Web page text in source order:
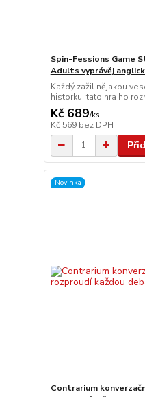
Spin-Fessions Game
Adults vyprávěj
Každý zažil nějakou
historku, tato hra ho
Kč 689/ks
Kč 569 bez DPH
Novinka
Contrarium